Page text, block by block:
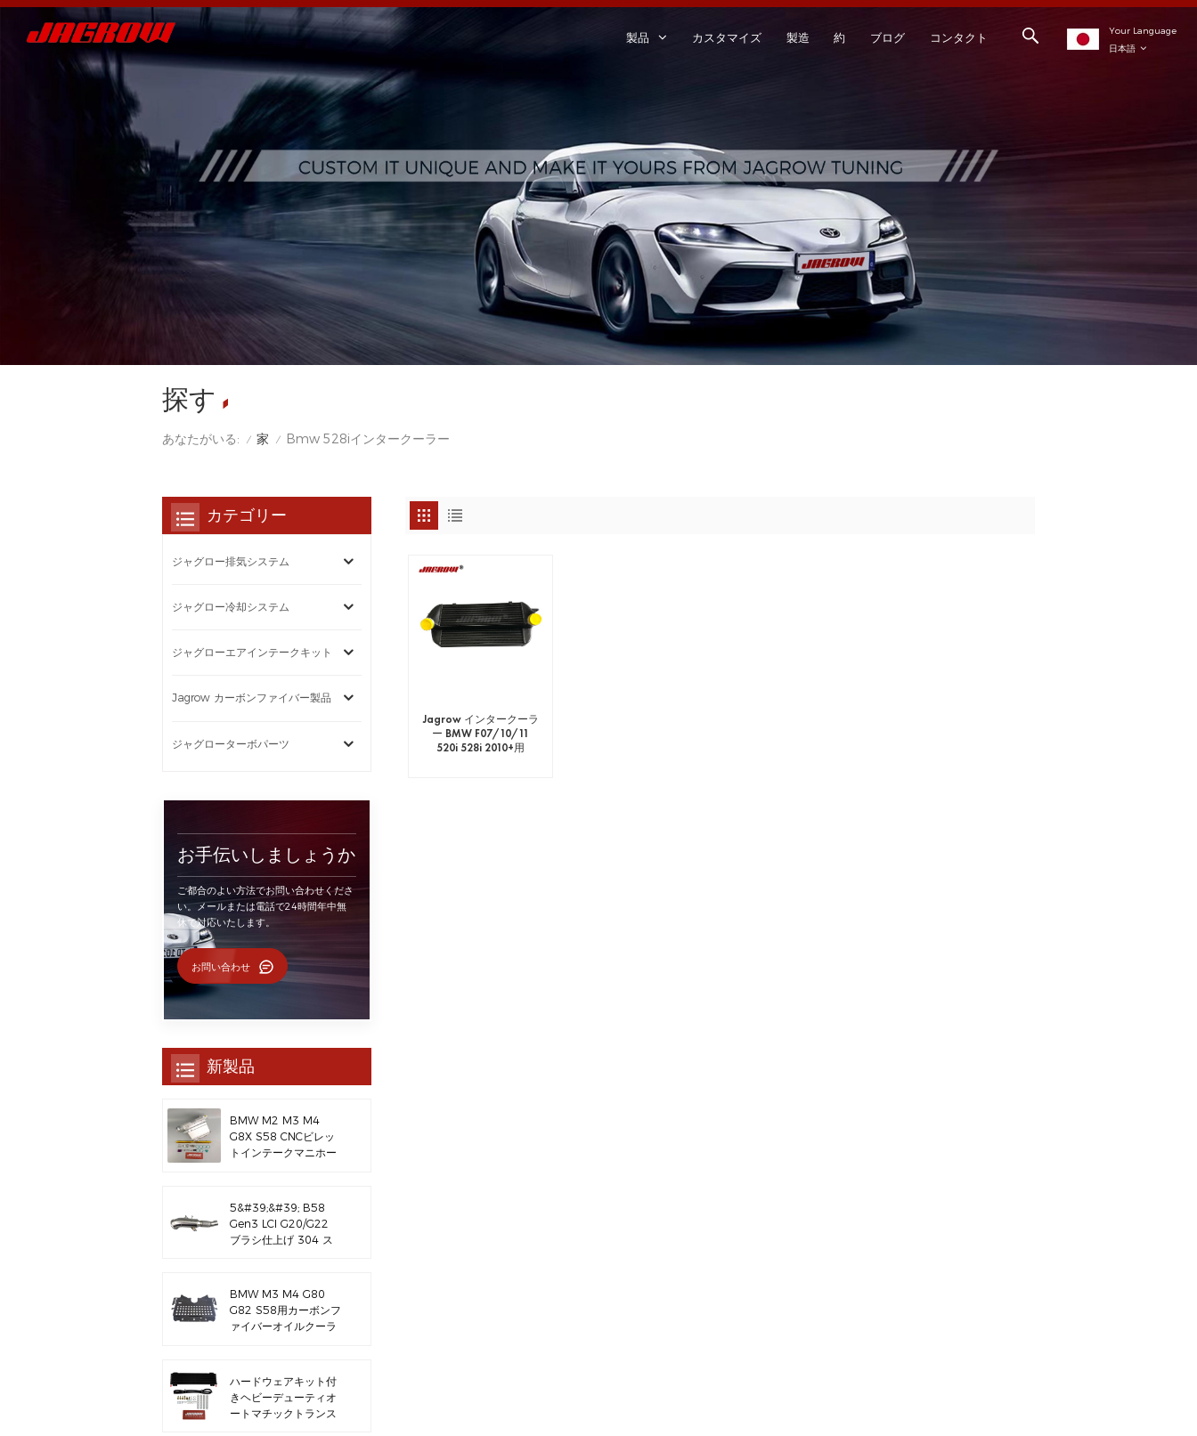
Your Language
日本語
製品 カスタマイズ 製造 約 ブログ コンタクト
探す
あなたがいる: / 家 / Bmw 528iインタークーラー
Jagrow インタークーラ
ー BMW F07/10/11
520i 528i 2010+用
カテゴリー
ジャグロー排気システム
ジャグロー冷却システム
ジャグローエアインテークキット
Jagrow カーボンファイバー製品
ジャグローターボパーツ
お手伝いしましょうか
ご都合のよい方法でお問い合わせくださ
い。メールまたは電話で24時間年中無
休で対応いたします。
お問い合わせ
新製品
BMW M2 M3 M4
G8X S58 CNCビレッ
トインテークマニホー
5&#39;&#39; B58
Gen3 LCI G20/G22
ブラシ仕上げ 304 ス
BMW M3 M4 G80
G82 S58用カーボンフ
ァイバーオイルクーラ
ハードウェアキット付
きヘビーデューティオ
ートマチックトランス